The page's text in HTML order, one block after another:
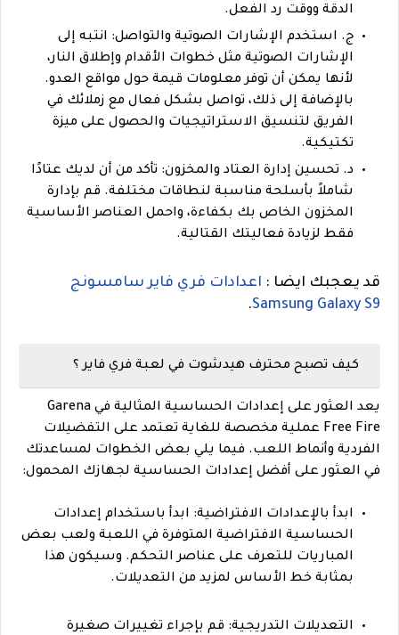
الدقة ووقت رد الفعل.
ج. استخدم الإشارات الصوتية والتواصل: انتبه إلى
الإشارات الصوتية مثل خطوات الأقدام وإطلاق النار،
لأنها يمكن أن توفر معلومات قيمة حول مواقع العدو.
بالإضافة إلى ذلك، تواصل بشكل فعال مع زملائك في
الفريق لتنسيق الاستراتيجيات والحصول على ميزة
تكتيكية.
د. تحسين إدارة العتاد والمخزون: تأكد من أن لديك عتادًا
شاملاً بأسلحة مناسبة لنطاقات مختلفة. قم بإدارة
المخزون الخاص بك بكفاءة، واحمل العناصر الأساسية
فقط لزيادة فعاليتك القتالية.
قد يعجبك ايضا : اعدادات فري فاير سامسونج
Samsung Galaxy S9
.
كيف تصبح محترف هيدشوت في لعبة فري فاير ؟
يعد العثور على إعدادات الحساسية المثالية في Garena
Free Fire عملية مخصصة للغاية تعتمد على التفضيلات
الفردية وأنماط اللعب. فيما يلي بعض الخطوات لمساعدتك
في العثور على أفضل إعدادات الحساسية لجهازك المحمول:
ابدأ بالإعدادات الافتراضية: ابدأ باستخدام إعدادات
الحساسية الافتراضية المتوفرة في اللعبة ولعب بعض
المباريات للتعرف على عناصر التحكم. وسيكون هذا
بمثابة خط الأساس لمزيد من التعديلات.
التعديلات التدريجية: قم بإجراء تغييرات صغيرة